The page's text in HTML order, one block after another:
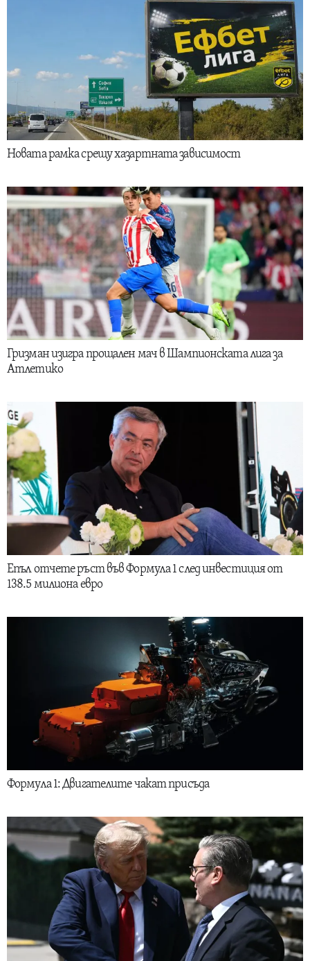
Новата рамка срещу хазартната зависимост
Гризман изигра прощален мач в Шампионската лига за
Атлетико
Епъл отчете ръст във Формула 1 след инвестиция от
138.5 милиона евро
Формула 1: Двигателите чакат присъда